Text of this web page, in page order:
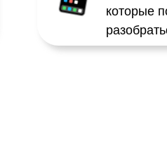
которые